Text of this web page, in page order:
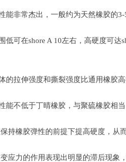
能非常杰出，一般约为天然橡胶的3-
低可在shore A 10左右，高硬度可
的拉伸强度和撕裂强度比通用橡胶
能不低于丁晴橡胶，与聚硫橡胶相当
持橡胶弹性的前提下提高硬度，从
应力的作用表现出明显的滞后现